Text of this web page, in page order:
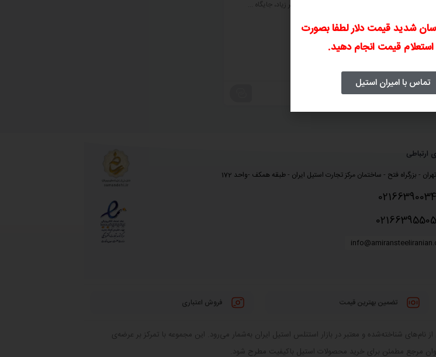
خوردگی، ظاهر زیبا، استحکام مناسب و طول عمر زیاد، جایگاه ...
ارتباطی
تهران - بزرگراه فتح - ساختمان مرکز تجارت استیل ایران - طبقه همکف -واحد 172
02166390034
02166395505
تضمین بهترین قیمت فروش اعتباری
نام‌های شناخته‌شده و معتبر در بازار استنلس استیل ایران به‌شمار می‌رود. این مجموعه با تمرکز بر عرضه‌ی
مرجع مطمئن برای خرید محصولات استیل باکیفیت مطرح شود.
شدید قیمت دلار لطفا بصورت
استعلام قیمت انجام دهید.
تماس با امیران استیل